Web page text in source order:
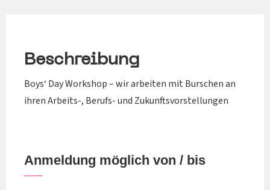
Beschreibung
Boys‘ Day Workshop – wir arbeiten mit Burschen an
ihren Arbeits-, Berufs- und Zukunftsvorstellungen
Anmeldung möglich von / bis